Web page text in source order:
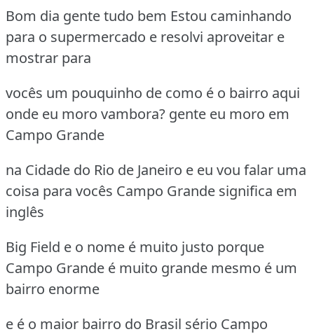
Bom dia gente tudo bem Estou caminhando
para o supermercado e resolvi aproveitar e
mostrar para
vocês um pouquinho de como é o bairro aqui
onde eu moro vambora? gente eu moro em
Campo Grande
na Cidade do Rio de Janeiro e eu vou falar uma
coisa para vocês Campo Grande significa em
inglês
Big Field e o nome é muito justo porque
Campo Grande é muito grande mesmo é um
bairro enorme
e é o maior bairro do Brasil sério Campo